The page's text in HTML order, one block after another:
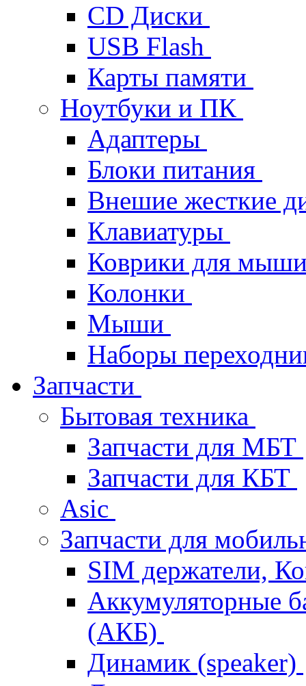
CD Диски
USB Flash
Карты памяти
Ноутбуки и ПК
Адаптеры
Блоки питания
Внешие жесткие
Клавиатуры
Коврики для
Колонки
Мыши
Наборы
Запчасти
Бытовая техника
Запчасти для МБТ
Запчасти для КБТ
Asic
Запчасти для
SIM держатели,
Аккумуляторные
(АКБ)
Динамик (speaker)